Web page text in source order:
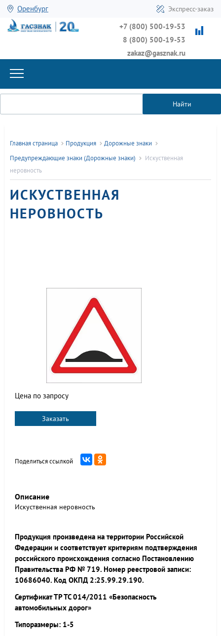
Оренбург Экспресс-заказ
+7 (800) 500-19-53
8 (800) 500-19-53
zakaz@gasznak.ru
Найти
Главная страница Продукция
Дорожные знаки
Предупреждающие знаки (Дорожные знаки)
Искуственная
неровность
ИСКУСТВЕННАЯ
НЕРОВНОСТЬ
Цена по запросу
Заказать
Поделиться ссылкой
Описание
Искуственная неровность
Продукция произведена на территории Российской
Федерации и соответствует критериям подтверждения
российского происхождения согласно Постановлению
Правительства РФ № 719. Номер реестровой записи:
10686040. Код ОКПД 2:25.99.29.190.
Сертификат ТР ТС 014/2011 «Безопасность
автомобильных дорог»
Типоразмеры: 1-5